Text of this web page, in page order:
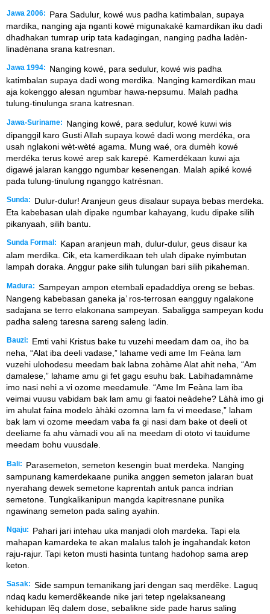
Jawa 2006:
Para Sadulur, kowé wus padha katimbalan, supaya
mardika, nanging aja nganti kowé migunakaké kamardikan iku dadi
dhadhakan tumrap urip tata kadagingan, nanging padha ladèn-
linadènana srana katresnan.
Jawa 1994:
Nanging kowé, para sedulur, kowé wis padha
katimbalan supaya dadi wong merdika. Nanging kamerdikan mau
aja kokenggo alesan ngumbar hawa-nepsumu. Malah padha
tulung-tinulunga srana katresnan.
Jawa-Suriname:
Nanging kowé, para sedulur, kowé kuwi wis
dipanggil karo Gusti Allah supaya kowé dadi wong merdéka, ora
usah nglakoni wèt-wèté agama. Mung waé, ora dumèh kowé
merdéka terus kowé arep sak karepé. Kamerdékaan kuwi aja
digawé jalaran kanggo ngumbar kesenengan. Malah apiké kowé
pada tulung-tinulung nganggo katrésnan.
Sunda:
Dulur-dulur! Aranjeun geus disalaur supaya bebas merdeka.
Eta kabebasan ulah dipake ngumbar kahayang, kudu dipake silih
pikanyaah, silih bantu.
Sunda Formal:
Kapan aranjeun mah, dulur-dulur, geus disaur ka
alam merdika. Cik, eta kamerdikaan teh ulah dipake nyimbutan
lampah doraka. Anggur pake silih tulungan bari silih pikaheman.
Madura: Sampeyan ampon etembali epadaddiya oreng se bebas.
Nangeng kabebasan ganeka ja’ ros-terrosan eangguy ngalakone
sadajana se terro elakonana sampeyan. Sabaligga sampeyan kodu
padha saleng taresna sareng saleng ladin.
Bauzi:
Emti vahi Kristus bake tu vuzehi meedam dam oa, iho ba
neha, “Alat iba deeli vadase,” lahame vedi ame Im Feàna lam
vuzehi ulohodesu meedam bak labna zohàme Alat ahit neha, “Am
damalese,” lahame amu gi fet gagu esuhu bak. Labihadamnàme
imo nasi nehi a vi ozome meedamule. “Ame Im Feàna lam iba
veimai vuusu vabidam bak lam amu gi faatoi neàdehe? Làhà imo gi
im ahulat faina modelo àhàki ozomna lam fa vi meedase,” laham
bak lam vi ozome meedam vaba fa gi nasi dam bake ot deeli ot
deeliame fa ahu vàmadi vou ali na meedam di ototo vi tauidume
meedam bohu vuusdale.
Bali:
Parasemeton, semeton kesengin buat merdeka. Nanging
sampunang kamerdekaane punika anggen semeton jalaran buat
nyerahang dewek semetone kaprentah antuk panca indrian
semetone. Tungkalikanipun mangda kapitresnane punika
ngawinang semeton pada saling ayahin.
Ngaju:
Pahari jari intehau uka manjadi oloh mardeka. Tapi ela
mahapan kamardeka te akan malalus taloh je ingahandak keton
raju-rajur. Tapi keton musti hasinta tuntang hadohop sama arep
keton.
Sasak: Side sampun temanikang jari dengan saq merdẽke. Laguq
ndaq kadu kemerdẽkeande nike jari tetep ngelaksaneang
kehidupan lẽq dalem dose, sebalikne side pade harus saling